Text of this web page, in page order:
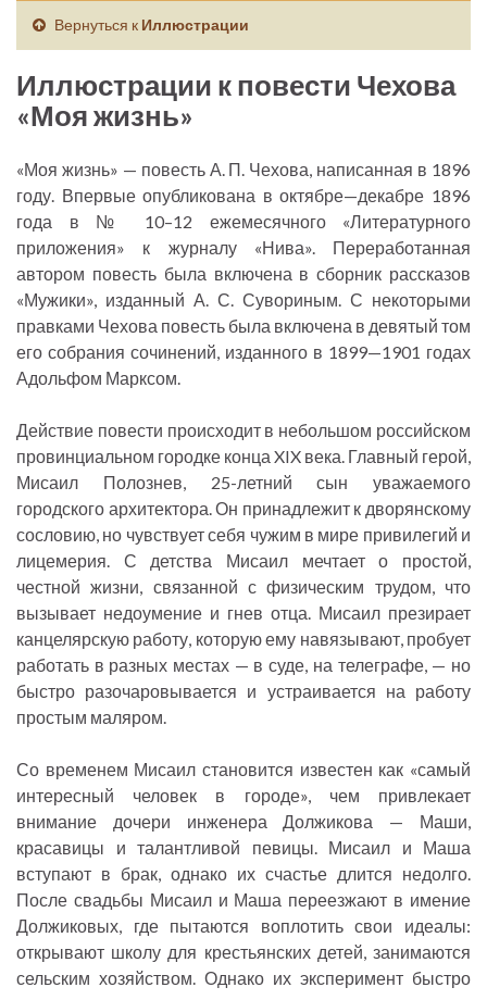
Вернуться к Иллюстрации
Иллюстрации к повести Чехова
«Моя жизнь»
«Моя жизнь» — повесть А. П. Чехова, написанная в 1896
году. Впервые опубликована в октябре—декабре 1896
года в № 10–12 ежемесячного «Литературного
приложения» к журналу «Нива». Переработанная
автором повесть была включена в сборник рассказов
«Мужики», изданный А. С. Сувориным. С некоторыми
правками Чехова повесть была включена в девятый том
его собрания сочинений, изданного в 1899—1901 годах
Адольфом Марксом.
Действие повести происходит в небольшом российском
провинциальном городке конца XIX века. Главный герой,
Мисаил Полознев, 25-летний сын уважаемого
городского архитектора. Он принадлежит к дворянскому
сословию, но чувствует себя чужим в мире привилегий и
лицемерия. С детства Мисаил мечтает о простой,
честной жизни, связанной с физическим трудом, что
вызывает недоумение и гнев отца. Мисаил презирает
канцелярскую работу, которую ему навязывают, пробует
работать в разных местах — в суде, на телеграфе, — но
быстро разочаровывается и устраивается на работу
простым маляром.
Со временем Мисаил становится известен как «самый
интересный человек в городе», чем привлекает
внимание дочери инженера Должикова — Маши,
красавицы и талантливой певицы. Мисаил и Маша
вступают в брак, однако их счастье длится недолго.
После свадьбы Мисаил и Маша переезжают в имение
Должиковых, где пытаются воплотить свои идеалы:
открывают школу для крестьянских детей, занимаются
сельским хозяйством. Однако их эксперимент быстро